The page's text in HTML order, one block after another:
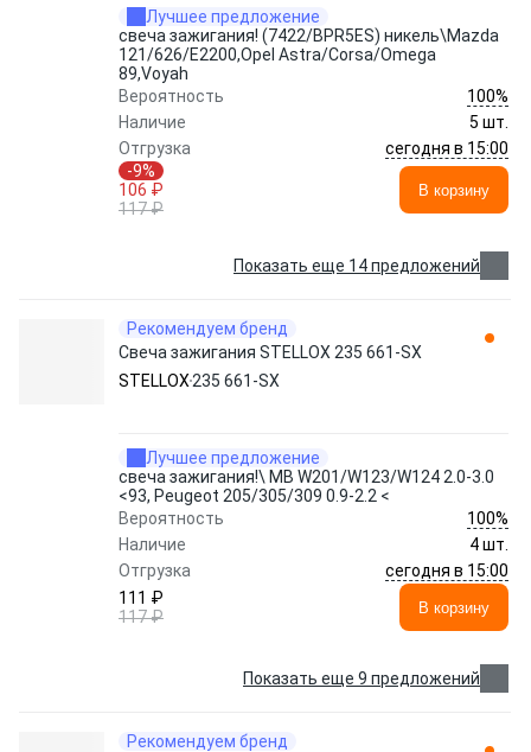
Лучшее предложение
свеча зажигания! (7422/BPR5ES) никель\Mazda
121/626/E2200,Opel Astra/Corsa/Omega
89,Voyah
Вероятность
100%
Наличие
5 шт.
Отгрузка
сегодня в 15:00
-9%
106 ₽
117 ₽
В корзину
Показать еще 14 предложений
Рекомендуем бренд
Свеча зажигания STELLOX 235 661-SX
STELLOX 235 661-SX
Лучшее предложение
свеча зажигания!\ MB W201/W123/W124 2.0-3.0
<93, Peugeot 205/305/309 0.9-2.2 <
Вероятность
100%
Наличие
4 шт.
Отгрузка
сегодня в 15:00
111 ₽
117 ₽
В корзину
Показать еще 9 предложений
Рекомендуем бренд